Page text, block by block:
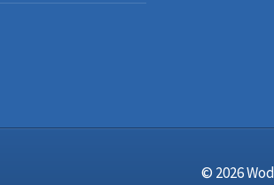
© 2026